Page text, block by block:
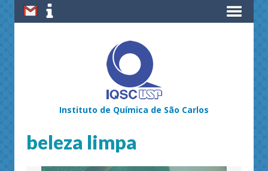
Instituto de Química de São Carlos
beleza limpa